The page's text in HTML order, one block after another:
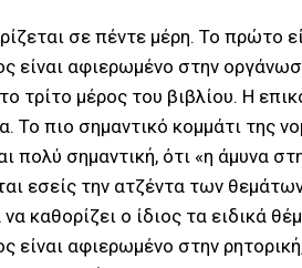
σε πέντε μέρη. Το πρώτο
είναι αφιερωμένο στην
τρίτο μέρος του βιβλίου. Η
Το πιο σημαντικό κομμάτι της
πολύ σημαντική, ότι «η άμυνα
εσείς την ατζέντα των
καθορίζει ο ίδιος τα ειδικά
είναι αφιερωμένο στην